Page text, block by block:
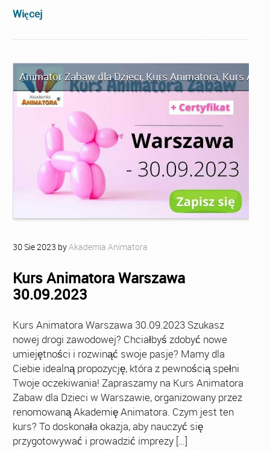
Więcej
Animator Zabaw dla Dzieci, Kurs Animatora, Kurs
30 Sie2023 byAkademia Animatora
Kurs Animatora Warszawa
30.09.2023
Kurs Animatora Warszawa 30.09.2023 Szukasz
nowej drogi zawodowej? Chciałbyś zdobyć nowe
umiejętności i rozwinąć swoje pasje? Mamy dla
Ciebie idealną propozycję, która z pewnością spełni
Twoje oczekiwania! Zapraszamy na Kurs Animatora
Zabaw dla Dzieci w Warszawie, organizowany przez
renomowaną Akademię Animatora. Czym jest ten
kurs? To doskonała okazja, aby nauczyć się
przygotowywać i prowadzić imprezy […]